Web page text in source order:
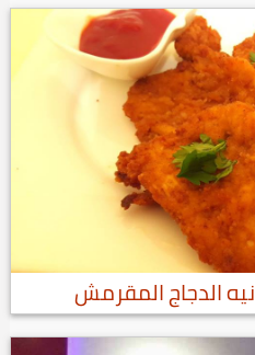
الدجاج المقرمش